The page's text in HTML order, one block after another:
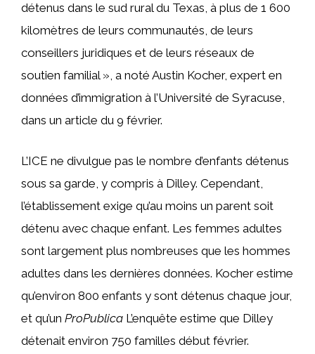
détenus dans le sud rural du Texas, à plus de 1 600
kilomètres de leurs communautés, de leurs
conseillers juridiques et de leurs réseaux de
soutien familial », a noté Austin Kocher, expert en
données d’immigration à l’Université de Syracuse,
dans un article du 9 février.
L’ICE ne divulgue pas le nombre d’enfants détenus
sous sa garde, y compris à Dilley. Cependant,
l’établissement exige qu’au moins un parent soit
détenu avec chaque enfant. Les femmes adultes
sont largement plus nombreuses que les hommes
adultes dans les dernières données. Kocher estime
qu’environ 800 enfants y sont détenus chaque jour,
et qu’un ProPublica L’enquête estime que Dilley
détenait environ 750 familles début février.